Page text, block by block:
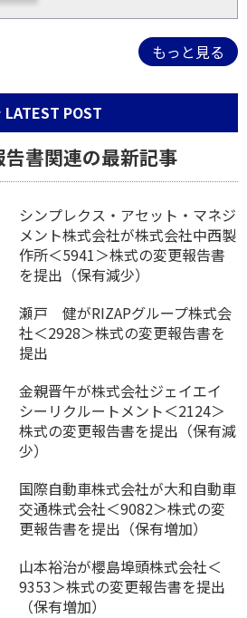
もっと見る
LATEST POST
告書関連の最新記事
シンプレクス・アセット・マネジ
メント株式会社が株式会社中西製
作所＜5941＞株式の変更報告書
を提出（保有減少）
瀬戸 健がRIZAPグループ株式会
社＜2928＞株式の変更報告書を
提出
金親晋午が株式会社ジェイエイ
シーリクルートメント＜2124＞
株式の変更報告書を提出（保有減
少）
国際自動車株式会社が大和自動車
交通株式会社＜9082＞株式の変
更報告書を提出（保有増加）
山本裕治が櫻島埠頭株式会社＜
9353＞株式の変更報告書を提出
（保有増加）